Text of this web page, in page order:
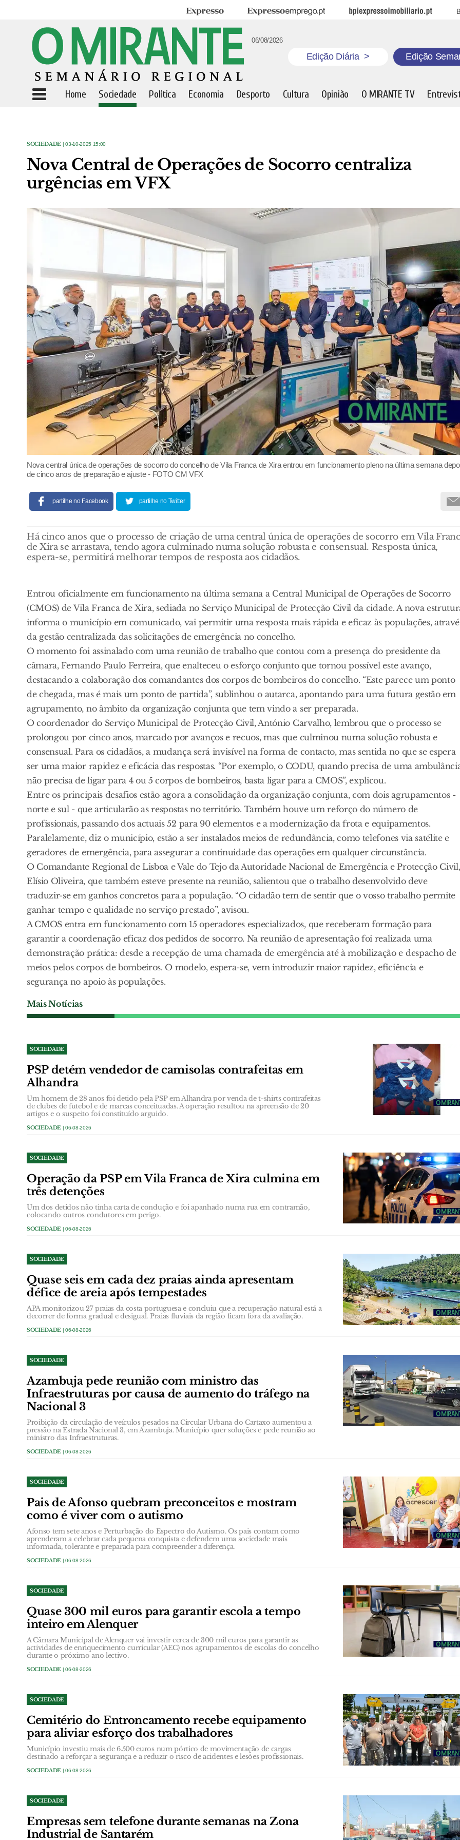
Expresso Expresso Emprego BPI Expresso Imobiliário
06/08/2026
Edição Diária > Edição
Home Sociedade Política Economia Desporto Cultura Opinião O MIRANTE TV
SOCIEDADE | 03-10-2025 15:00
Nova Central de Operações de Socorro centraliza
urgências em VFX
Nova central única de operações de socorro do concelho de Vila Franca de Xira entrou em funcionamento pleno na última semana
de cinco anos de preparação e ajuste - FOTO CM VFX
partilhe no Facebook partilhe no Twitter
Há cinco anos que o processo de criação de uma central única de operações de socorro em Vila
de Xira se arrastava, tendo agora culminado numa solução robusta e consensual. Resposta única,
espera-se, permitirá melhorar tempos de resposta aos cidadãos.
Entrou oficialmente em funcionamento na última semana a Central Municipal de Operações de Socorro
(CMOS) de Vila Franca de Xira, sediada no Serviço Municipal de Protecção Civil da cidade. A nova
informa o município em comunicado, vai permitir uma resposta mais rápida e eficaz às populações,
da gestão centralizada das solicitações de emergência no concelho.
O momento foi assinalado com uma reunião de trabalho que contou com a presença do presidente da
câmara, Fernando Paulo Ferreira, que enalteceu o esforço conjunto que tornou possível este avanço,
destacando a colaboração dos comandantes dos corpos de bombeiros do concelho. “Este parece um ponto
de chegada, mas é mais um ponto de partida”, sublinhou o autarca, apontando para uma futura gestão em
agrupamento, no âmbito da organização conjunta que tem vindo a ser preparada.
O coordenador do Serviço Municipal de Protecção Civil, António Carvalho, lembrou que o processo se
prolongou por cinco anos, marcado por avanços e recuos, mas que culminou numa solução robusta e
consensual. Para os cidadãos, a mudança será invisível na forma de contacto, mas sentida no que se espera
ser uma maior rapidez e eficácia das respostas. “Por exemplo, o CODU, quando precisa de uma
não precisa de ligar para 4 ou 5 corpos de bombeiros, basta ligar para a CMOS”, explicou.
Entre os principais desafios estão agora a consolidação da organização conjunta, com dois agrupamentos -
norte e sul - que articularão as respostas no território. Também houve um reforço do número de
profissionais, passando dos actuais 52 para 90 elementos e a modernização da frota e equipamentos.
Paralelamente, diz o município, estão a ser instalados meios de redundância, como telefones via satélite e
geradores de emergência, para assegurar a continuidade das operações em qualquer circunstância.
O Comandante Regional de Lisboa e Vale do Tejo da Autoridade Nacional de Emergência e Protecção Civil,
Elísio Oliveira, que também esteve presente na reunião, salientou que o trabalho desenvolvido deve
traduzir-se em ganhos concretos para a população. “O cidadão tem de sentir que o vosso trabalho permite
ganhar tempo e qualidade no serviço prestado”, avisou.
A CMOS entra em funcionamento com 15 operadores especializados, que receberam formação para
garantir a coordenação eficaz dos pedidos de socorro. Na reunião de apresentação foi realizada uma
demonstração prática: desde a recepção de uma chamada de emergência até à mobilização e despacho de
meios pelos corpos de bombeiros. O modelo, espera-se, vem introduzir maior rapidez, eficiência e
segurança no apoio às populações.
Mais Notícias
SOCIEDADE
PSP detém vendedor de camisolas contrafeitas em
Alhandra
Um homem de 28 anos foi detido pela PSP em Alhandra por venda de t-shirts contrafeitas
de clubes de futebol e de marcas conceituadas. A operação resultou na apreensão de 20
artigos e o suspeito foi constituído arguido.
SOCIEDADE | 06-08-2026
SOCIEDADE
Operação da PSP em Vila Franca de Xira culmina em
três detenções
Um dos detidos não tinha carta de condução e foi apanhado numa rua em contramão,
colocando outros condutores em perigo.
SOCIEDADE | 06-08-2026
SOCIEDADE
Quase seis em cada dez praias ainda apresentam
défice de areia após tempestades
APA monitorizou 27 praias da costa portuguesa e concluiu que a recuperação natural está a
decorrer de forma gradual e desigual. Praias fluviais da região ficam fora da avaliação.
SOCIEDADE | 06-08-2026
SOCIEDADE
Azambuja pede reunião com ministro das
Infraestruturas por causa de aumento do tráfego na
Nacional 3
Proibição da circulação de veículos pesados na Circular Urbana do Cartaxo aumentou a
pressão na Estrada Nacional 3, em Azambuja. Município quer soluções e pede reunião ao
ministro das Infraestruturas.
SOCIEDADE | 06-08-2026
SOCIEDADE
Pais de Afonso quebram preconceitos e mostram
como é viver com o autismo
Afonso tem sete anos e Perturbação do Espectro do Autismo. Os pais contam como
aprenderam a celebrar cada pequena conquista e defendem uma sociedade mais
informada, tolerante e preparada para compreender a diferença.
SOCIEDADE | 06-08-2026
SOCIEDADE
Quase 300 mil euros para garantir escola a tempo
inteiro em Alenquer
A Câmara Municipal de Alenquer vai investir cerca de 300 mil euros para garantir as
actividades de enriquecimento curricular (AEC) nos agrupamentos de escolas do concelho
durante o próximo ano lectivo.
SOCIEDADE | 06-08-2026
SOCIEDADE
Cemitério do Entroncamento recebe equipamento
para aliviar esforço dos trabalhadores
Município investiu mais de 6.500 euros num pórtico de movimentação de cargas
destinado a reforçar a segurança e a reduzir o risco de acidentes e lesões profissionais.
SOCIEDADE | 06-08-2026
SOCIEDADE
Empresas sem telefone durante semanas na Zona
Industrial de Santarém